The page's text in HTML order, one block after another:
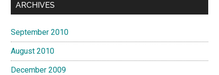
ARCHIVES
September 2010
August 2010
December 2009